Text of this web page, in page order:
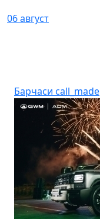
06 август
Барчаси call_made